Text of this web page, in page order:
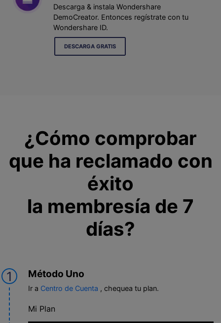
Descarga & instala Wondershare
DemoCreator. Entonces regístrate con tu
Wondershare ID.
DESCARGA GRATIS
¿Cómo comprobar
que ha reclamado con
éxito
la membresía de 7
días?
1 Método Uno
Ir a Centro de Cuenta , chequea tu plan.
Mi Plan